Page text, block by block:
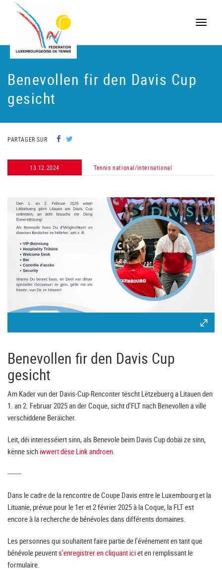
Toggle
Benevollen fir den Davis Cup
gesicht
PARTAGER SUR
13.12.2024 Tennis national/international
Benevollen fir den Davis Cup
gesicht
Am Kader vun der Davis-Cup-Renconter tëscht Lëtzebuerg a Litauen den
1. an 2. Februar 2025 an der Coque, sicht d'FLT nach Benevollen a ville
verschiddene Beräicher.
Leit, déi interesséiert sinn, als Benevole beim Davis Cup dobäi ze sinn,
kënne sich iwwert dëse Link androen.
-------
Dans le cadre de la rencontre de Coupe Davis entre le Luxembourg et la
Lituanie, prévue pour le 1er et 2 février 2025 à la Coque, la FLT est
encore à la recherche de bénévoles dans différents domaines.
Les personnes qui souhaitent faire partie de l'événement en tant que
bénévole peuvents'enregistrer en cliquant iciet en remplissant le
formulaire.